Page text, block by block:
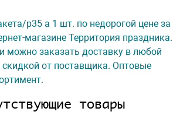
p35 а 1 шт. по недорогой цене за
магазине Территория праздника.
можно заказать доставку в любой
скидкой от поставщика. Оптовые
товары